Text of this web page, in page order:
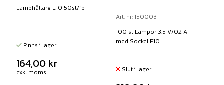
Lamphållare E10 50st/fp
Finns i lager
164,00 kr
exkl moms
Art. nr: 150003
100 st Lampor 3,5 V/0,2 A
med Sockel E10.
Slut i lager